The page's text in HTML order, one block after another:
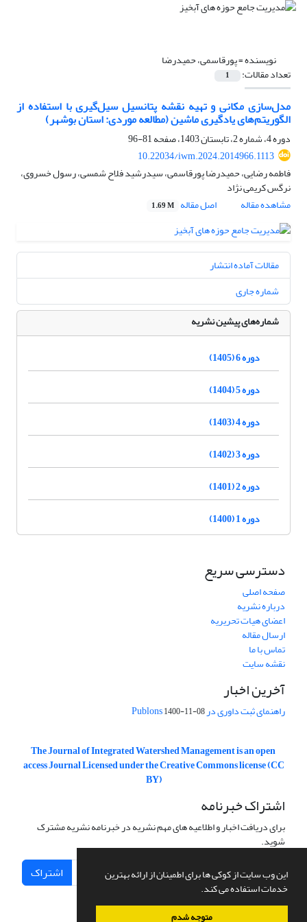
این وب سایت از کوکی ها برای اطمینان از ارائه بهترین
خدمات استفاده می کند.
متوجه شدم
نویسنده =پورقاسمی، حمیدرضا
تعداد مقالات: 1
مدل‌سازی مکانی و تهیه نقشه پتانسیل سیل‌گیری با استفاده از
الگوریتم‌های یادگیری ماشین (مطالعه موردی: استان بوشهر)
دوره 4، شماره 2، تابستان 1403، صفحه
81-96
10.22034/iwm.2024.2014966.1113
فاطمه رضایی، حمیدرضا پورقاسمی، سیدرشید فلاح شمسی، رسول خسروی،
نرگس کریمی نژاد
مشاهده مقاله
اصل مقاله 1.69 M
مقالات آماده انتشار
شماره جاری
شماره‌های پیشین نشریه
دوره 6 (1405)
دوره 5 (1404)
دوره 4 (1403)
دوره 3 (1402)
دوره 2 (1401)
دوره 1 (1400)
دسترسی سریع
صفحه اصلی
درباره نشریه
اعضای هیات تحریریه
ارسال مقاله
تماس با ما
نقشه سایت
آخرین اخبار
راهنمای ثبت داوری در Publons1400-11-08
The Journal of Integrated Watershed Management is an open
access Journal Licensed under the Creative Commons license (CC
BY)
اشتراک خبرنامه
برای دریافت اخبار و اطلاعیه های مهم نشریه در خبرنامه نشریه مشترک
شوید.
اشتراک